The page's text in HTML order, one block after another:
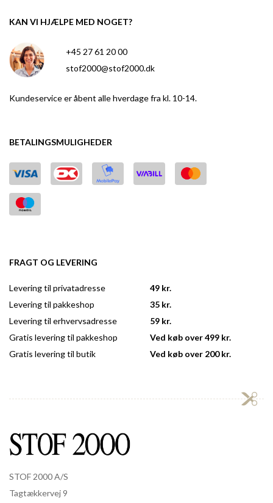
KAN VI HJÆLPE MED NOGET?
+45 27 61 20 00
stof2000@stof2000.dk
Kundeservice er åbent alle hverdage fra kl. 10-14.
BETALINGSMULIGHEDER
FRAGT OG LEVERING
Levering til privatadresse
Levering til pakkeshop
Levering til erhvervsadresse
Gratis levering til pakkeshop
Gratis levering til butik
49 kr.
35 kr.
59 kr.
Ved køb over 499 kr.
Ved køb over 200 kr.
STOF 2000 A/S
Tagtækkervej 9